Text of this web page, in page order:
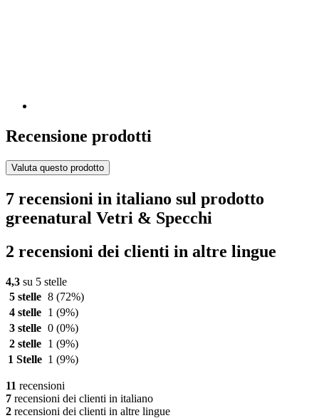
Recensione prodotti
Valuta questo prodotto
7 recensioni in italiano sul prodotto
greenatural Vetri & Specchi
2 recensioni dei clienti in altre lingue
4,3 su 5 stelle
5 stelle 8 (72%)
4 stelle
1 (9%)
3 stelle 0 (0%)
2 stelle
1 (9%)
1 Stelle 1 (9%)
11 recensioni
7 recensioni dei clienti in italiano
2 recensioni dei clienti in altre lingue